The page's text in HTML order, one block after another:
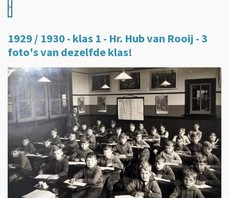
>
1929 / 1930 - klas 1 - Hr. Hub van Rooij - 3
foto's van dezelfde klas!